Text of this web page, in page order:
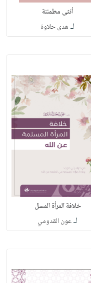
أنثى مطمئنة
لـ هدى حلاوة
خلافة المرأة المسل
لـعون القدومي